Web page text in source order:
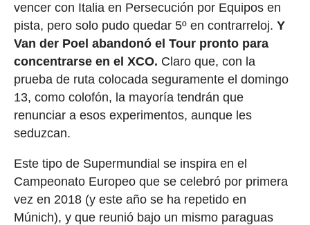
vencer con Italia en Persecución por Equipos en
pista, pero solo pudo quedar 5º en contrarreloj. Y
Van der Poel abandonó el Tour pronto para
concentrarse en el XCO. Claro que, con la
prueba de ruta colocada seguramente el domingo
13, como colofón, la mayoría tendrán que
renunciar a esos experimentos, aunque les
seduzcan.
Este tipo de Supermundial se inspira en el
Campeonato Europeo que se celebró por primera
vez en 2018 (y este año se ha repetido en
Múnich), y que reunió bajo un mismo paraguas